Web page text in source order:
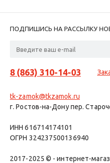
ПОДПИШИСЬ НА РАССЫЛКУ
8 (863) 310-14-03
tk-zamok@tkzamok.ru
г. Ростов-на-Дону пер.
ИНН 616714174101
ОГРН 324237500136940
2017-2025 © - интернет-